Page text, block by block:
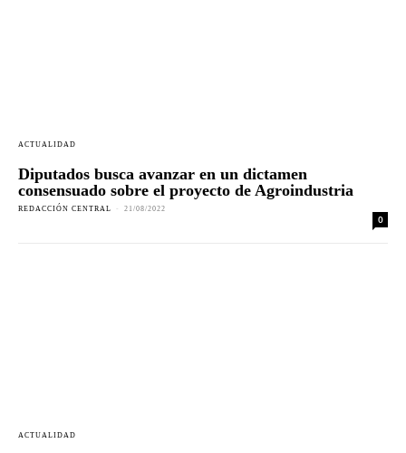
ACTUALIDAD
Diputados busca avanzar en un dictamen
consensuado sobre el proyecto de Agroindustria
REDACCIÓN CENTRAL - 21/08/2022
0
ACTUALIDAD